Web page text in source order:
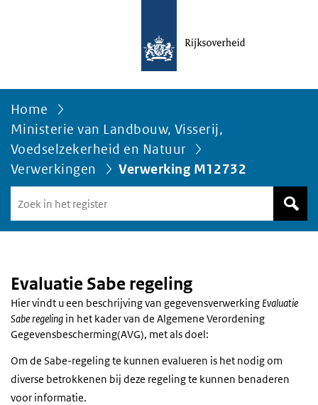
Home
Ministerie van Landbouw, Visserij,
Voedselzekerheid en Natuur
Verwerkingen
Verwerking M12732
in
het
Evaluatie Sabe regeling
Hier vindt u een beschrijving van gegevensverwerking Evaluatie
Sabe regeling in het kader van de Algemene Verordening
Gegevensbescherming(AVG), met als doel:
Om de Sabe-regeling te kunnen evalueren is het nodig om
diverse betrokkenen bij deze regeling te kunnen benaderen
voor informatie.